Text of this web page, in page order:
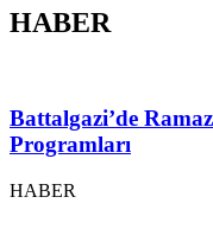
HABER
Battalgazi’de
Programları
HABER